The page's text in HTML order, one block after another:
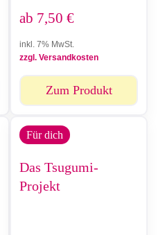
ab 7,50 €
inkl. 7% MwSt.
zzgl. Versandkosten
Zum Produkt
Für dich
Das Tsugumi-
Projekt